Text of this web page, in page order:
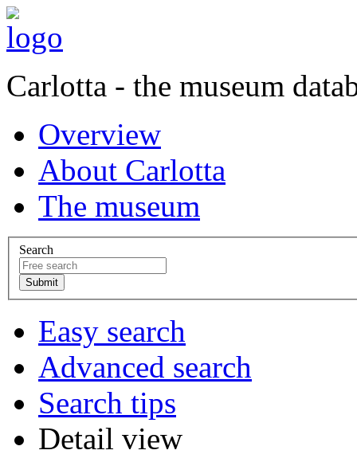
Carlotta - the museum
Overview
About Carlotta
The museum
Search
Easy search
Advanced search
Search tips
Detail view